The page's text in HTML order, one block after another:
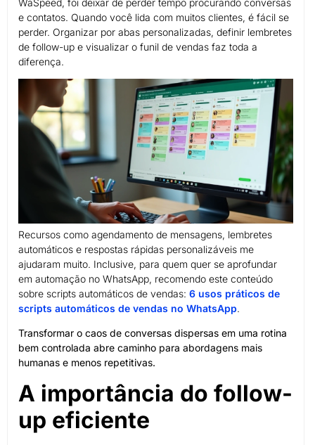
e contatos. Quando você lida com muitos clientes, é fácil se
perder. Organizar por abas personalizadas, definir lembretes
de follow-up e visualizar o funil de vendas faz toda a
diferença.
Recursos como agendamento de mensagens, lembretes
automáticos e respostas rápidas personalizáveis me
ajudaram muito. Inclusive, para quem quer se aprofundar
em automação no WhatsApp, recomendo este conteúdo
sobre scripts automáticos de vendas: 6 usos práticos de
scripts automáticos de vendas no WhatsApp.
Transformar o caos de conversas dispersas em uma rotina
bem controlada abre caminho para abordagens mais
humanas e menos repetitivas.
A importância do follow-
up eficiente